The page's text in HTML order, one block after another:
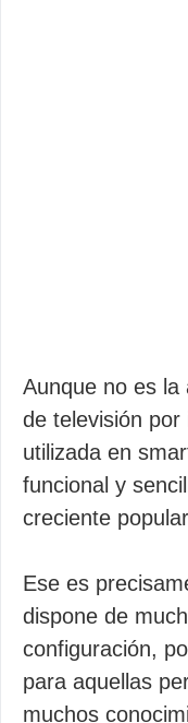
Aunque no es la
de televisión
utilizada en
funcional y
creciente
Ese es
dispone de
configuración,
para aquellas
muchos